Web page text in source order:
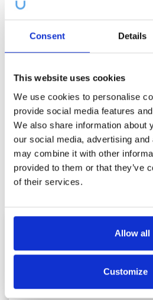
Consent Details
This website uses cookies
We use cookies to personalise
provide social media features
We also share information about
our social media, advertising
may combine it with other
provided to them or that they’ve
of their services.
Allow all
Customize
Čaro
Fialová farba
=
Žiarivá farba